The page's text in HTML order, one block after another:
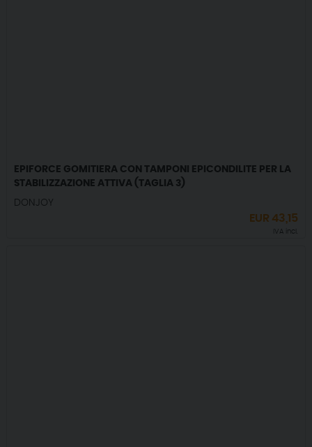
EPIFORCE GOMITIERA CON TAMPONI EPICONDILITE PER LA
STABILIZZAZIONE ATTIVA (TAGLIA 3)
DONJOY
EUR 43,15
IVA incl.